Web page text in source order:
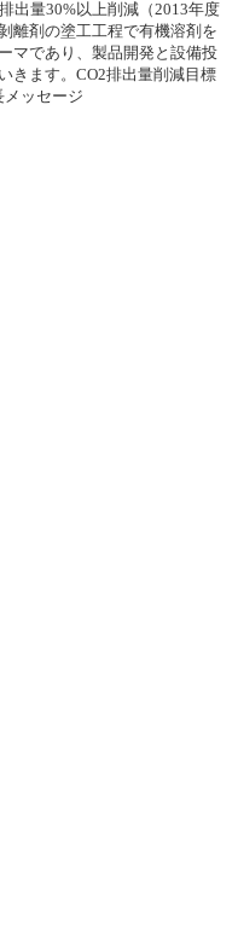
出量30%以上削減（2013年度
離剤の塗工工程で有機溶剤を
マであり、製品開発と設備投
きます。CO2排出量削減目標
メッセージ